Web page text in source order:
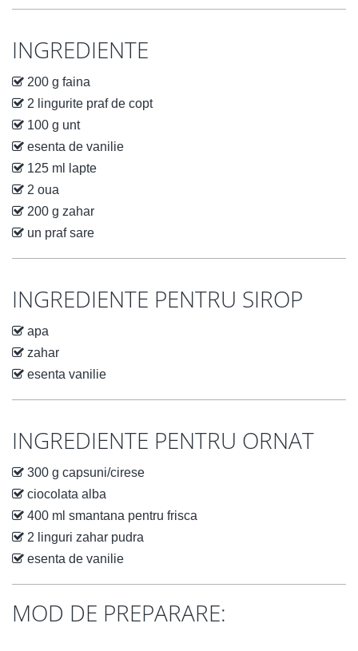
INGREDIENTE
200 g faina
2 lingurite praf de copt
100 g unt
esenta de vanilie
125 ml lapte
2 oua
200 g zahar
un praf sare
INGREDIENTE PENTRU SIROP
apa
zahar
esenta vanilie
INGREDIENTE PENTRU ORNAT
300 g capsuni/cirese
ciocolata alba
400 ml smantana pentru frisca
2 linguri zahar pudra
esenta de vanilie
MOD DE PREPARARE: